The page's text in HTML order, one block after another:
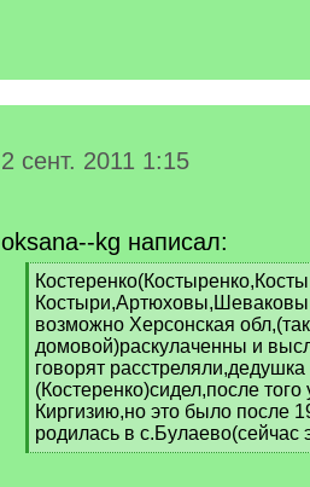
2 сент. 2011 1:15
oksana--kg написал:
[
q
]
Костыри,Артюховы,Шеваковы
возможно Херсонская
домовой)раскулаченны и
говорят
(Костеренко)сидел,после
Киргизию,но это было после
родилась в с.Булаево(сейчас
[